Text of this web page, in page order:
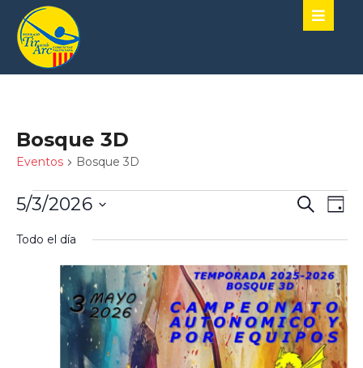
Bosque 3D
Eventos Bosque 3D
y
vistas
de
Buscar
Día
5/3/2026
LA
Todo el día